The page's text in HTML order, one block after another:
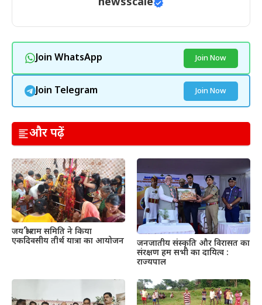
Join WhatsApp Join Now
Join Telegram Join Now
और पढ़ें
जय श्री राम समिति ने किया
एकदिवसीय तीर्थ यात्रा का आयोजन
जनजातीय संस्कृति और विरासत का
संरक्षण हम सभी का दायित्व :
राज्यपाल